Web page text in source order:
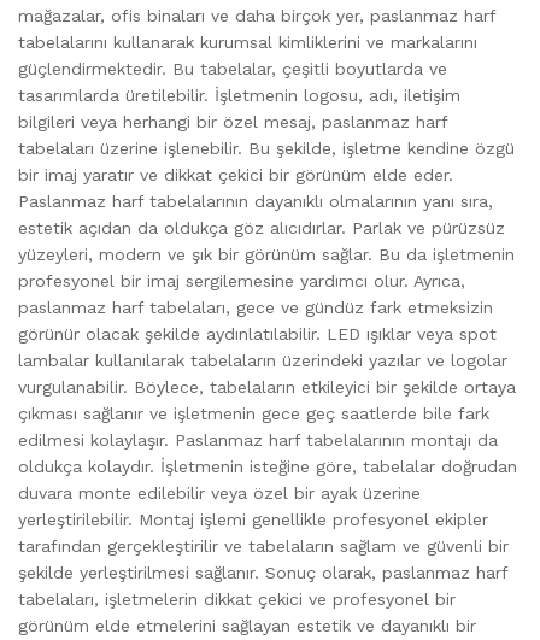
mağazalar, ofis binaları ve daha birçok yer, paslanmaz harf
tabelalarını kullanarak kurumsal kimliklerini ve markalarını
güçlendirmektedir. Bu tabelalar, çeşitli boyutlarda ve
tasarımlarda üretilebilir. İşletmenin logosu, adı, iletişim
bilgileri veya herhangi bir özel mesaj, paslanmaz harf
tabelaları üzerine işlenebilir. Bu şekilde, işletme kendine özgü
bir imaj yaratır ve dikkat çekici bir görünüm elde eder.
Paslanmaz harf tabelalarının dayanıklı olmalarının yanı sıra,
estetik açıdan da oldukça göz alıcıdırlar. Parlak ve pürüzsüz
yüzeyleri, modern ve şık bir görünüm sağlar. Bu da işletmenin
profesyonel bir imaj sergilemesine yardımcı olur. Ayrıca,
paslanmaz harf tabelaları, gece ve gündüz fark etmeksizin
görünür olacak şekilde aydınlatılabilir. LED ışıklar veya spot
lambalar kullanılarak tabelaların üzerindeki yazılar ve logolar
vurgulanabilir. Böylece, tabelaların etkileyici bir şekilde ortaya
çıkması sağlanır ve işletmenin gece geç saatlerde bile fark
edilmesi kolaylaşır. Paslanmaz harf tabelalarının montajı da
oldukça kolaydır. İşletmenin isteğine göre, tabelalar doğrudan
duvara monte edilebilir veya özel bir ayak üzerine
yerleştirilebilir. Montaj işlemi genellikle profesyonel ekipler
tarafından gerçekleştirilir ve tabelaların sağlam ve güvenli bir
şekilde yerleştirilmesi sağlanır. Sonuç olarak, paslanmaz harf
tabelaları, işletmelerin dikkat çekici ve profesyonel bir
görünüm elde etmelerini sağlayan estetik ve dayanıklı bir